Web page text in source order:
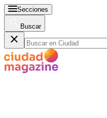
Secciones
Buscar